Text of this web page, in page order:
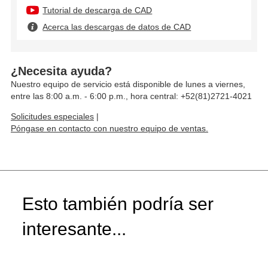
Tutorial de descarga de CAD
Acerca las descargas de datos de CAD
¿Necesita ayuda?
Nuestro equipo de servicio está disponible de lunes a viernes,
entre las 8:00 a.m. - 6:00 p.m., hora central: +52(81)2721-4021
Solicitudes especiales |
Póngase en contacto con nuestro equipo de ventas.
Esto también podría ser
interesante...